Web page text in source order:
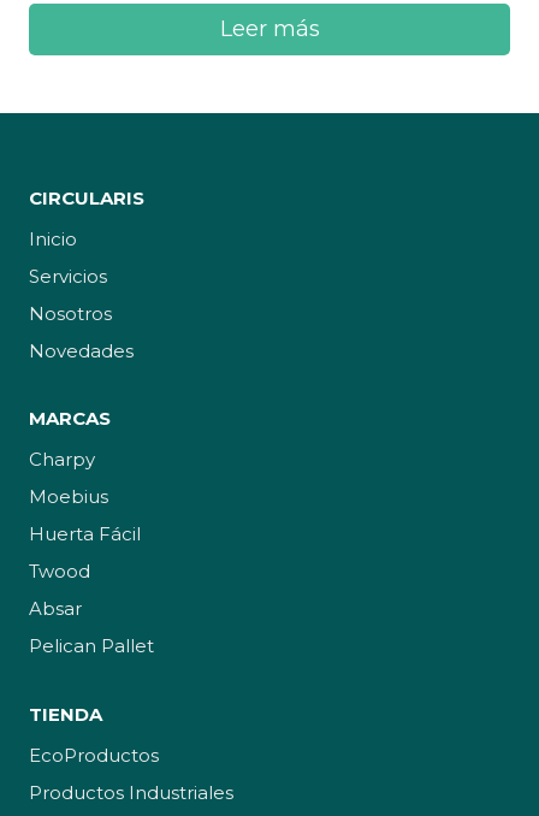
Leer más
CIRCULARIS
Inicio
Servicios
Nosotros
Novedades
MARCAS
Charpy
Moebius
Huerta Fácil
Twood
Absar
Pelican Pallet
TIENDA
EcoProductos
Productos Industriales